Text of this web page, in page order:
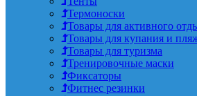
Термоноски
Товары для активного
Товары для купания и
Товары для туризма
Тренировочные маски
Фиксаторы
Фитнес резинки